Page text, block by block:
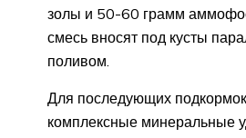
золы и 50-60 грамм
смесь вносят под кусты
поливом.
Для последующих
комплексные минеральные